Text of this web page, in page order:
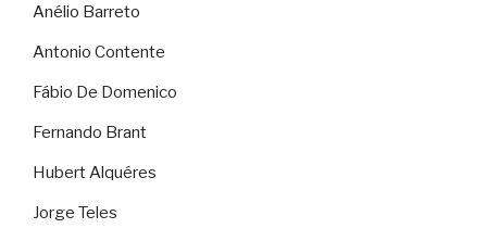
Anélio Barreto
Antonio Contente
Fábio De Domenico
Fernando Brant
Hubert Alquéres
Jorge Teles